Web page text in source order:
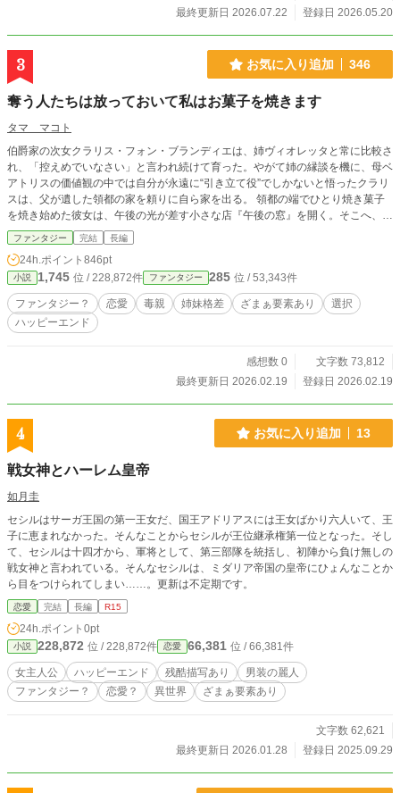
最終更新日 2026.07.22
登録日 2026.05.20
3 お気に入り追加 346
奪う人たちは放っておいて私はお菓子を焼きます
タマ マコト
伯爵家の次女クラリス・フォン・ブランディエは、姉ヴィオレッタと常に比較さ
れ、「控えめでいなさい」と言われ続けて育った。やがて姉の縁談を機に、母ベ
アトリスの価値観の中では自分が永遠に“引き立て役”でしかないと悟ったクラリ
スは、父が遺した領都の家を頼りに自ら家を出る。 領都の端でひとり焼き菓子
を焼き始めた彼女は、午後の光が差す小さな店『午後の窓』を開く。そこへ、紅
茶の香りに異様に敏感な謎の青年が現れる。名も素性も明かさぬまま、ただ菓子
の味を静かに言い当てる彼との出会いが、クラリスの新しい人生をゆっくりと動
かし始める。 奪い合う世界から離れ、比較されない場所で生きると決めた少女
の、静かな再出発の物語。
ファンタジー 完結 長編
24h.ポイント 846pt
小説 1,745 位 / 228,872件 ファンタジー 285 位 / 53,343件
ファンタジー？ 恋愛 毒親 姉妹格差 ざまぁ要素あり
選択
ハッピーエンド
感想数 0
文字数 73,812
最終更新日 2026.02.19
登録日 2026.02.19
4 お気に入り追加 13
戦女神とハーレム皇帝
如月圭
セシルはサーガ王国の第一王女だ、国王アドリアスには王女ばかり六人いて、王
子に恵まれなかった。そんなことからセシルが王位継承権第一位となった。そし
て、セシルは十四才から、軍将として、第三部隊を統括し、初陣から負け無しの
戦女神と言われている。そんなセシルは、ミダリア帝国の皇帝にひょんなことか
ら目をつけられてしまい……。更新は不定期です。
恋愛 完結 長編 R15
24h.ポイント 0pt
小説 228,872 位 / 228,872件 恋愛 66,381 位 / 66,381件
女主人公 ハッピーエンド 残酷描写あり
男装の麗人
ファンタジー？
恋愛？ 異世界 ざまぁ要素あり
文字数 62,621
最終更新日 2026.01.28
登録日 2025.09.29